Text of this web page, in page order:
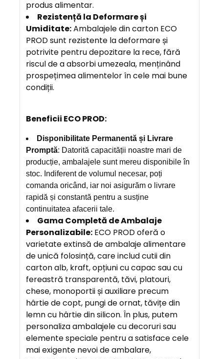
produs alimentar.
Rezistență la Deformare și
Umiditate:Ambalajele din carton ECO
PROD sunt rezistente la deformare și
potrivite pentru depozitare la rece, fără
riscul de a absorbi umezeala, menținând
prospețimea alimentelor în cele mai bune
condiții.
Beneficii ECO PROD:
Disponibilitate Permanentă și Livrare
Promptă: Datorită capacității noastre mari de
producție, ambalajele sunt mereu disponibile în
stoc. Indiferent de volumul necesar, poți
comanda oricând, iar noi asigurăm o livrare
rapidă și constantă pentru a susține
continuitatea afacerii tale.
Gama Completă de Ambalaje
Personalizabile: ECO PROD oferă o
varietate extinsă de ambalaje alimentare
de unică folosință, care includ cutii din
carton alb, kraft, opțiuni cu capac sau cu
fereastră transparentă, tăvi, platouri,
chese, monoportii și auxiliare precum
hârtie de copt, pungi de ornat, tăvițe din
lemn cu hârtie din silicon. În plus, putem
personaliza ambalajele cu decoruri sau
elemente speciale pentru a satisface cele
mai exigente nevoi de ambalare,